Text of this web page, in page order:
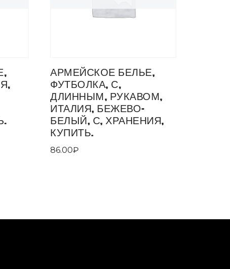
АРМЕЙСКОЕ БЕЛЬЕ,
ФУТБОЛКА, С,
ДЛИННЫМ, РУКАВОМ,
ИТАЛИЯ, БЕЖЕВО-
БЕЛЫЙ, С, ХРАНЕНИЯ,
КУПИТЬ.
86.00₽